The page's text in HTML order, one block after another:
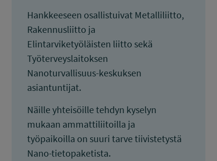
Hankkeeseen osallistuivat Metalliliitto,
Rakennusliitto ja
Elintarviketyöläisten liitto sekä
Työterveyslaitoksen
Nanoturvallisuus-keskuksen
asiantuntijat.
Näille yhteisöille tehdyn kyselyn
mukaan ammattiliitoilla ja
työpaikoilla on suuri tarve tiivistetystä
Nano-tietopaketista.